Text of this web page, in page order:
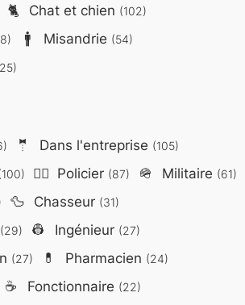
🐈 Chat et chien (102)
🚹 Misandrie (54)
🤵 Dans l'entreprise (105)
👮‍♂️ Policier (87) 🪖 Militaire (61)
🦆 Chasseur (31)
(29) 👷 Ingénieur (27)
(27) 💊 Pharmacien (24)
☕ Fonctionnaire (22)